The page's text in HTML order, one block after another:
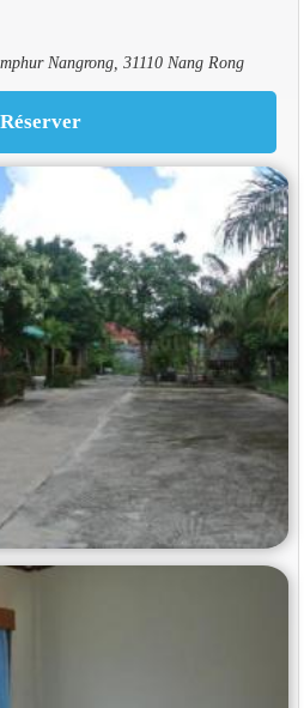
Nangrong, 31110 Nang Rong